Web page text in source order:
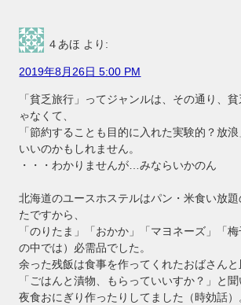
４あほ より:
2019年8月26日 5:00 PM
「貧乏旅行」ってジャンルは、その通り、
ゃなくて、
「節約することも目的に入れた実験的？放
いいのかもしれません。
・・・わかりませんが…みならいかのん
北海道のユースホステルはパン・米食い放
たですから、
「のりたま」「おかか」「マヨネーズ」「
の中では）必需品でした。
余った残飯は食事を作ってくれたおばさんと
「ごはんと漬物、もらっていいすか？」と聞
夜食おにぎり作ったりしてました（時効話）